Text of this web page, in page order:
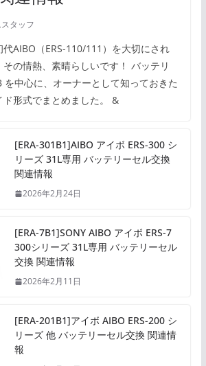
スタッフ
AIBO（ERS-110/111）を大切にされ
の情熱、素晴らしいです！ バッテリ
を中心に、オーナーとして知っておきた
ド形式でまとめました。 &
[ERA-301B1]AIBO アイボ ERS-300 シ
リーズ 31L専用 バッテリーセル交換
関連情報
2026年2月24日
[ERA-7B1]SONY AIBO アイボ ERS-7
300シリーズ 31L専用 バッテリーセル
交換 関連情報
2026年2月11日
[ERA-201B1]アイボ AIBO ERS-200 シ
リーズ 他 バッテリーセル交換 関連情
報